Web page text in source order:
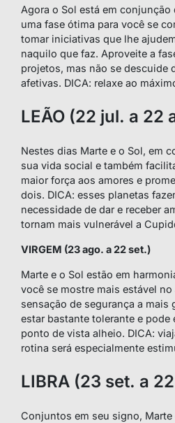
Agora o Sol está em conjunção
uma fase ótima para você se
tomar iniciativas que lhe
naquilo que faz. Aproveite a
projetos, mas não se descuide
afetivas. DICA: relaxe ao
LEÃO (22 jul. a 22
Nestes dias Marte e o Sol, em
sua vida social e também
maior força aos amores e
dois. DICA: esses planetas
necessidade de dar e receber
tornam mais vulnerável a
VIRGEM (23 ago. a 22 set.)
Marte e o Sol estão em
você se mostre mais estável
sensação de segurança a mais
estar bastante tolerante e pode
ponto de vista alheio. DICA:
rotina será especialmente
LIBRA (23 set. a
Conjuntos em seu signo,